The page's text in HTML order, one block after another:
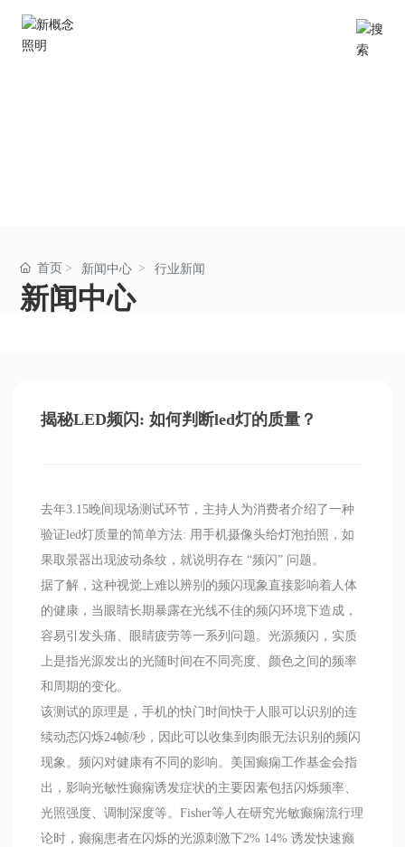
服务支持
首页 新闻中心 行业新闻
新闻中心
揭秘LED频闪: 如何判断led灯的质量？
去年3.15晚间现场测试环节，主持人为消费者介绍了一种
验证led灯质量的简单方法: 用手机摄像头给灯泡拍照，如
果取景器出现波动条纹，就说明存在 “频闪” 问题。
据了解，这种视觉上难以辨别的频闪现象直接影响着人体
的健康，当眼睛长期暴露在光线不佳的频闪环境下造成，
容易引发头痛、眼睛疲劳等一系列问题。光源频闪，实质
上是指光源发出的光随时间在不同亮度、颜色之间的频率
和周期的变化。
该测试的原理是，手机的快门时间快于人眼可以识别的连
续动态闪烁24帧/秒，因此可以收集到肉眼无法识别的频闪
现象。频闪对健康有不同的影响。美国癫痫工作基金会指
出，影响光敏性癫痫诱发症状的主要因素包括闪烁频率、
光照强度、调制深度等。Fisher等人在研究光敏癫痫流行理
论时，癫痫患者在闪烁的光源刺激下2% 14% 诱发快速癫